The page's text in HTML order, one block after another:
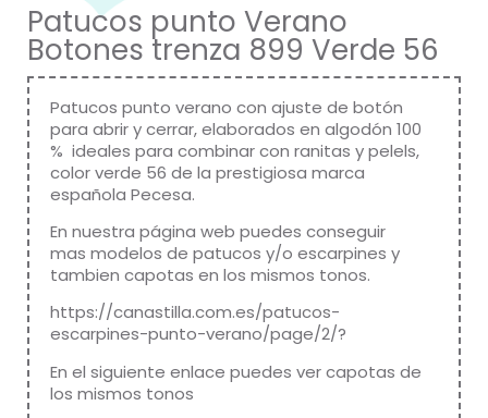
Patucos punto Verano
Botones trenza 899 Verde 56
Patucos punto verano con ajuste de botón
para abrir y cerrar, elaborados en algodón 100
% ideales para combinar con ranitas y pelels,
color verde 56 de la prestigiosa marca
española Pecesa.
En nuestra página web puedes conseguir
mas modelos de patucos y/o escarpines y
tambien capotas en los mismos tonos.
https://canastilla.com.es/patucos-
escarpines-punto-verano/page/2/?
En el siguiente enlace puedes ver capotas de
los mismos tonos